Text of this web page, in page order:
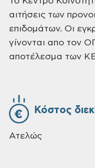
αιτήσεις των
επιδομάτων. Οι
γίνονται απο τον
αποτέλεσμα των
Κόστος
Ατελώς